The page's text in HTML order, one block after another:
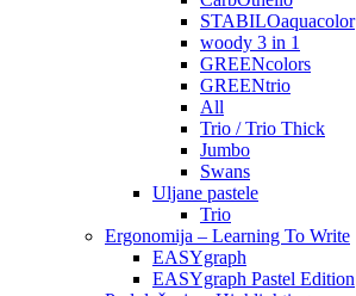
STABILOaquacolor
woody 3 in 1
GREENcolors
GREENtrio
All
Trio / Trio Thick
Jumbo
Swans
Uljane pastele
Trio
Ergonomija – Learning To Write
EASYgraph
EASYgraph Pastel Edition